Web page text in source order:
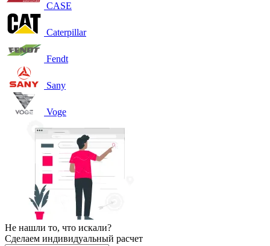
CASE
Caterpillar
Fendt
Sany
Voge
Не нашли то, что искали?
Сделаем индивидуальный расчет